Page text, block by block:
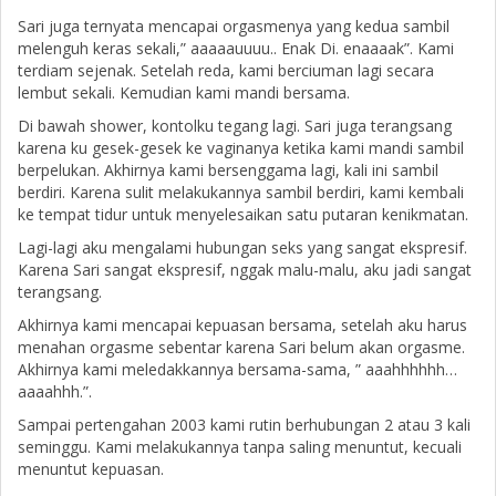
Sari juga ternyata mencapai orgasmenya yang kedua sambil
melenguh keras sekali,” aaaaauuuu.. Enak Di. enaaaak”. Kami
terdiam sejenak. Setelah reda, kami berciuman lagi secara
lembut sekali. Kemudian kami mandi bersama.
Di bawah shower, kontolku tegang lagi. Sari juga terangsang
karena ku gesek-gesek ke vaginanya ketika kami mandi sambil
berpelukan. Akhirnya kami bersenggama lagi, kali ini sambil
berdiri. Karena sulit melakukannya sambil berdiri, kami kembali
ke tempat tidur untuk menyelesaikan satu putaran kenikmatan.
Lagi-lagi aku mengalami hubungan seks yang sangat ekspresif.
Karena Sari sangat ekspresif, nggak malu-malu, aku jadi sangat
terangsang.
Akhirnya kami mencapai kepuasan bersama, setelah aku harus
menahan orgasme sebentar karena Sari belum akan orgasme.
Akhirnya kami meledakkannya bersama-sama, ” aaahhhhhh…
aaaahhh.”.
Sampai pertengahan 2003 kami rutin berhubungan 2 atau 3 kali
seminggu. Kami melakukannya tanpa saling menuntut, kecuali
menuntut kepuasan.